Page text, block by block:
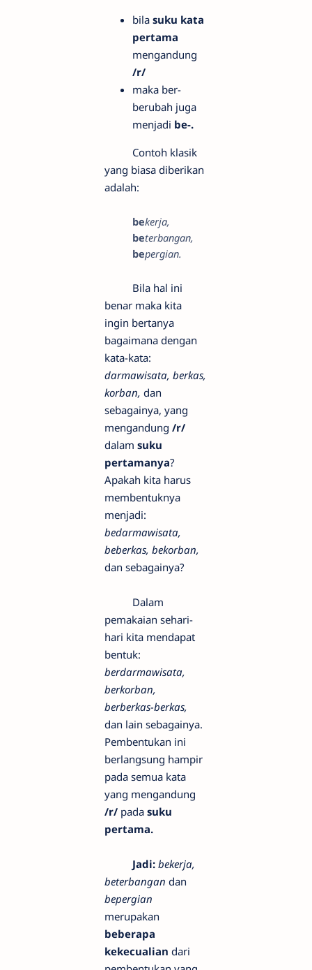
bila suku kata
pertama
mengandung
/r/
maka ber-
berubah juga
menjadi be-.
Contoh klasik
yang biasa diberikan
adalah:
bekerja,
beterbangan,
bepergian.
Bila hal ini
benar maka kita
ingin bertanya
bagaimana dengan
kata-kata:
darmawisata, berkas,
korban, dan
sebagainya, yang
mengandung /r/
dalam suku
pertamanya?
Apakah kita harus
membentuknya
menjadi:
bedarmawisata,
beberkas, bekorban,
dan sebagainya?
Dalam
pemakaian sehari-
hari kita mendapat
bentuk:
berdarmawisata,
berkorban,
berberkas-berkas,
dan lain sebagainya.
Pembentukan ini
berlangsung hampir
pada semua kata
yang mengandung
/r/ pada suku
pertama.
Jadi: bekerja,
beterbangan dan
bepergian
merupakan
beberapa
kekecualian dari